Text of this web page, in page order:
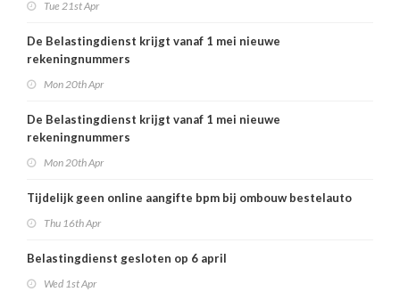
Tue 21st Apr
De Belastingdienst krijgt vanaf 1 mei nieuwe
rekeningnummers
Mon 20th Apr
De Belastingdienst krijgt vanaf 1 mei nieuwe
rekeningnummers
Mon 20th Apr
Tijdelijk geen online aangifte bpm bij ombouw bestelauto
Thu 16th Apr
Belastingdienst gesloten op 6 april
Wed 1st Apr